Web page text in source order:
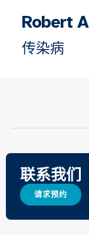
Robert
传染病
联系我们
请求预约